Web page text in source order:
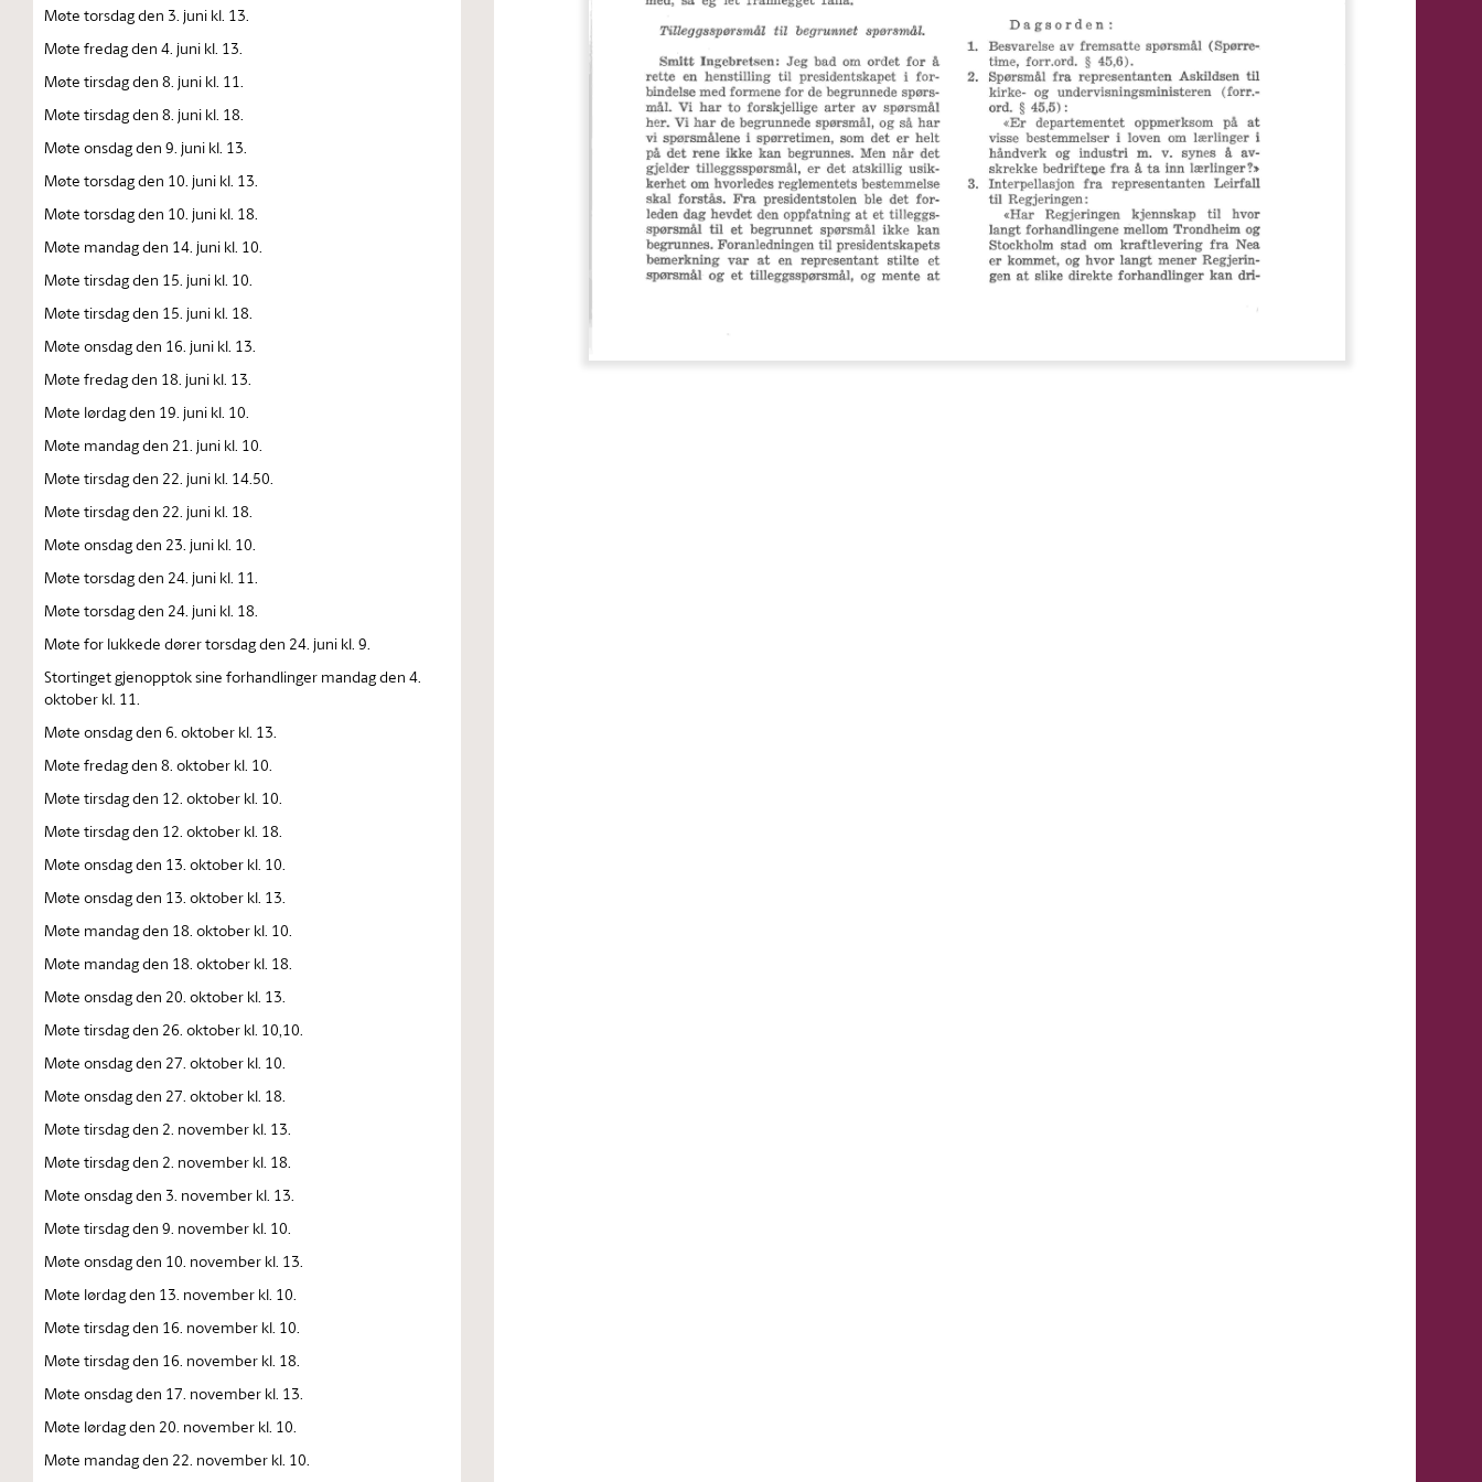
Møte torsdag den 3. juni kl. 13.
Møte fredag den 4. juni kl. 13.
Møte tirsdag den 8. juni kl. 11.
Møte tirsdag den 8. juni kl. 18.
Møte onsdag den 9. juni kl. 13.
Møte torsdag den 10. juni kl. 13.
Møte torsdag den 10. juni kl. 18.
Møte mandag den 14. juni kl. 10.
Møte tirsdag den 15. juni kl. 10.
Møte tirsdag den 15. juni kl. 18.
Møte onsdag den 16. juni kl. 13.
Møte fredag den 18. juni kl. 13.
Møte lørdag den 19. juni kl. 10.
Møte mandag den 21. juni kl. 10.
Møte tirsdag den 22. juni kl. 14.50.
Møte tirsdag den 22. juni kl. 18.
Møte onsdag den 23. juni kl. 10.
Møte torsdag den 24. juni kl. 11.
Møte torsdag den 24. juni kl. 18.
Møte for lukkede dører torsdag den 24. juni kl. 9.
Stortinget gjenopptok sine forhandlinger mandag den 4.
oktober kl. 11.
Møte onsdag den 6. oktober kl. 13.
Møte fredag den 8. oktober kl. 10.
Møte tirsdag den 12. oktober kl. 10.
Møte tirsdag den 12. oktober kl. 18.
Møte onsdag den 13. oktober kl. 10.
Møte onsdag den 13. oktober kl. 13.
Møte mandag den 18. oktober kl. 10.
Møte mandag den 18. oktober kl. 18.
Møte onsdag den 20. oktober kl. 13.
Møte tirsdag den 26. oktober kl. 10,10.
Møte onsdag den 27. oktober kl. 10.
Møte onsdag den 27. oktober kl. 18.
Møte tirsdag den 2. november kl. 13.
Møte tirsdag den 2. november kl. 18.
Møte onsdag den 3. november kl. 13.
Møte tirsdag den 9. november kl. 10.
Møte onsdag den 10. november kl. 13.
Møte lørdag den 13. november kl. 10.
Møte tirsdag den 16. november kl. 10.
Møte tirsdag den 16. november kl. 18.
Møte onsdag den 17. november kl. 13.
Møte lørdag den 20. november kl. 10.
Møte mandag den 22. november kl. 10.